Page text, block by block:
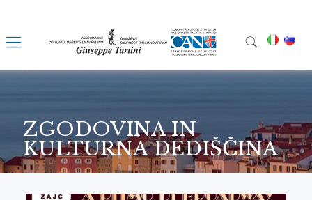
ZGODOVINA IN
KULTURNA DEDIŠČINA